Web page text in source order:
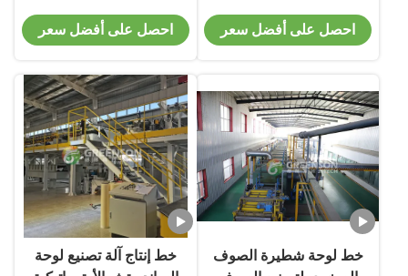
احصل على أفضل سعر احصل على أفضل سعر
خط لوحة شطيرة الصوف
خط إنتاج آلة تصنيع لوحة